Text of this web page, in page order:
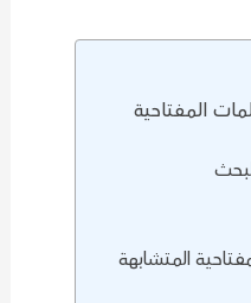
المفتاحية